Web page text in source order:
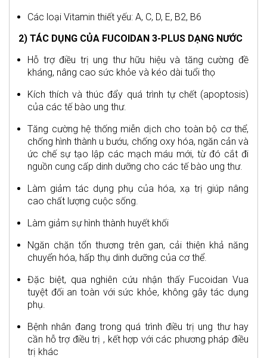
Các loại Vitamin thiết yếu: A, C, D, E, B2, B6
2) TÁC DỤNG CỦA FUCOIDAN 3-PLUS DẠNG NƯỚC
Hỗ trợ điều trị ung thư hữu hiệu và tăng cường đề
kháng, nâng cao sức khỏe và kéo dài tuổi thọ
Kích thích và thúc đẩy quá trình tự chết (apoptosis)
của các tế bào ung thư.
Tăng cường hệ thống miễn dịch cho toàn bộ cơ thể,
chống hình thành u bướu, chống oxy hóa, ngăn cản và
ức chế sự tạo lập các mạch máu mới, từ đó cắt đi
nguồn cung cấp dinh dưỡng cho các tế bào ung thư.
Làm giảm tác dụng phụ của hóa, xạ trị giúp nâng
cao chất lượng cuộc sống.
Làm giảm sự hình thành huyết khối
Ngăn chặn tổn thương trên gan, cải thiện khả năng
chuyển hóa, hấp thụ dinh dưỡng của cơ thể.
Đặc biệt, qua nghiên cứu nhận thấy Fucoidan Vua
tuyệt đối an toàn với sức khỏe, không gây tác dụng
phụ.
Bệnh nhân đang trong quá trình điều trị ung thư hay
cần hỗ trợ điều trị , kết hợp với các phương pháp điều
trị khác